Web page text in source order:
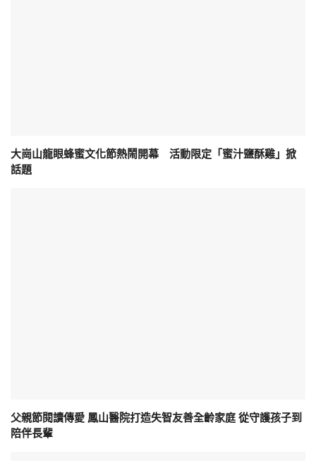
大崗山龍眼蜂蜜文化節熱鬧開幕 活動限定「蜜汁鹽酥雞」掀
話題
父親節閱讀傳愛 鳳山醫院打造失智友善全齡家庭 從守護孩子到
陪伴長輩